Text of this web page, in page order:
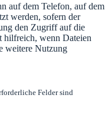
auf dem Telefon, auf dem
werden, sofern der
den Zugriff auf die
hilfreich, wenn Dateien
weitere Nutzung
Felder sind